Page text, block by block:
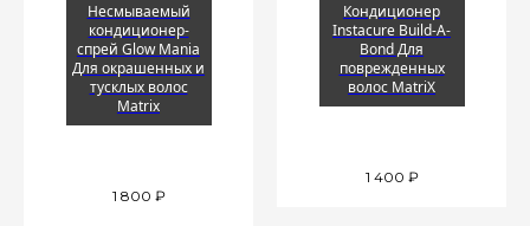
Несмываемый
кондиционер-
спрей Glow Mania
Для окрашенных и
тусклых волос
Matrix
1 800 ₽
Кондиционер
Instacure Build-A-
Bond Для
поврежденных
волос MatriX
1 400 ₽